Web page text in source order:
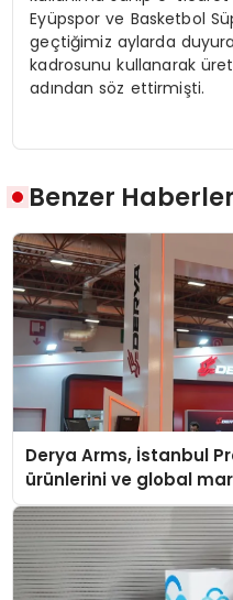
Eyüpspor ve Basketbol
geçtiğimiz aylarda
kadrosunu kullanarak
adından söz ettirmişti.
Benzer Haberler
Derya Arms, İstanbul
ürünlerini ve global